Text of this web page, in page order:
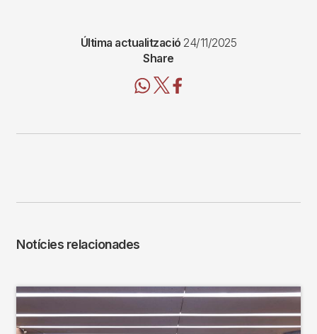
Última actualització 24/11/2025
Share
Notícies relacionades